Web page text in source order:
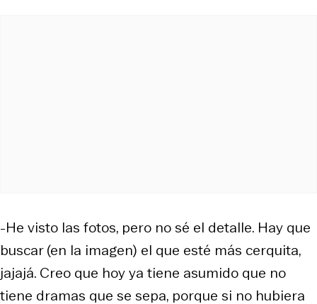
-He visto las fotos, pero no sé el detalle. Hay que
buscar (en la imagen) el que esté más cerquita,
jajajá. Creo que hoy ya tiene asumido que no
tiene dramas que se sepa, porque si no hubiera